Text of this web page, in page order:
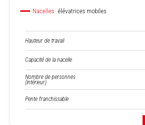
Nacelles élévatrices mobiles
Hauteur de travail
Capacité de la nacelle
Nombre de personnes
(intérieur)
Pente franchissable